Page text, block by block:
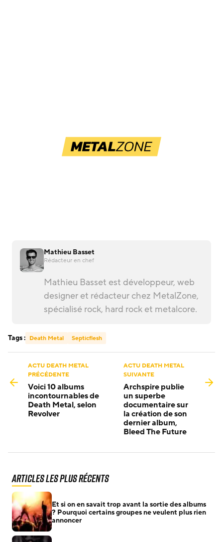
Mathieu Basset
Rédacteur en chef
Mathieu Basset est développeur, web
designer et rédacteur chez MetalZone,
spécialisé rock, hard rock et metalcore.
Tags : Death Metal Septicflesh
ACTU DEATH METAL
PRÉCÉDENTE
Voici 10 albums
incontournables de
Death Metal, selon
Revolver
ACTU DEATH METAL
SUIVANTE
Archspire publie
un superbe
documentaire sur
la création de son
dernier album,
Bleed The Future
Articles les plus récents
Et si on en savait trop avant la sortie des albums
? Pourquoi certains groupes ne veulent plus rien
annoncer